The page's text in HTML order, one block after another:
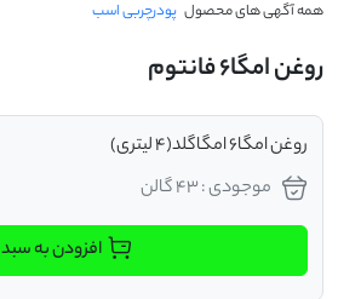
همه آگهی های محصول پودرچربی اسب
روغن امگا6 فانتوم
روغن امگا6 امگاگلد(4 لیتری)
موجودی : 43 گالن
افزودن به سبد